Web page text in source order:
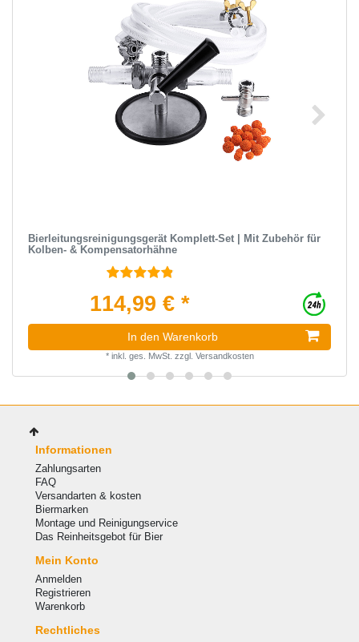
Bierleitungsreinigungsgerät Komplett-Set | Mit Zubehör für
Kolben- & Kompensatorhähne
114,99 € *
In den Warenkorb
* inkl. ges. MwSt. zzgl. Versandkosten
Informationen
Zahlungsarten
FAQ
Versandarten & kosten
Biermarken
Montage und Reinigungservice
Das Reinheitsgebot für Bier
Mein Konto
Anmelden
Registrieren
Warenkorb
Rechtliches